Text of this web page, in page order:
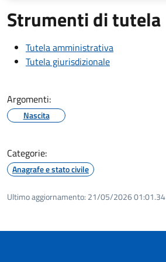
Strumenti di tutela
Tutela amministrativa
Tutela giurisdizionale
Argomenti:
Nascita
Categorie:
Anagrafe e stato civile
Ultimo aggiornamento: 21/05/2026 01:01.34